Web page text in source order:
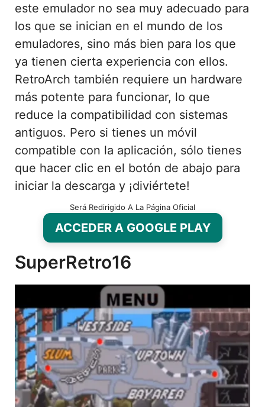
este emulador no sea muy adecuado para
los que se inician en el mundo de los
emuladores, sino más bien para los que
ya tienen cierta experiencia con ellos.
RetroArch también requiere un hardware
más potente para funcionar, lo que
reduce la compatibilidad con sistemas
antiguos. Pero si tienes un móvil
compatible con la aplicación, sólo tienes
que hacer clic en el botón de abajo para
iniciar la descarga y ¡diviértete!
Será Redirigido A La Página Oficial
ACCEDER A GOOGLE PLAY
SuperRetro16